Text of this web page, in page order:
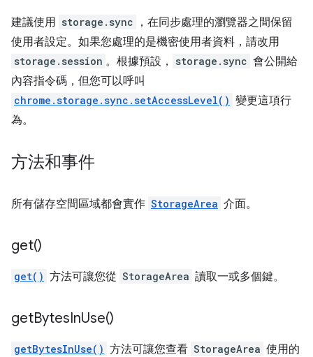
建議使用 storage.sync
，在同步處理的瀏覽器之間保留
使用者設定。如果您處理的是機密使用者資料，請改用
storage.session 。根據預設， storage.sync 會公開給
內容指令碼，但您可以呼叫
chrome.storage.sync.setAccessLevel() 變更這項行
為。
方法和事件
所有儲存空間區域都會實作 StorageArea 介面。
get()
get() 方法可讓您從 StorageArea 讀取一或多個鍵。
getBytesInUse()
getBytesInUse() 方法可讓您查看 StorageArea 使用的